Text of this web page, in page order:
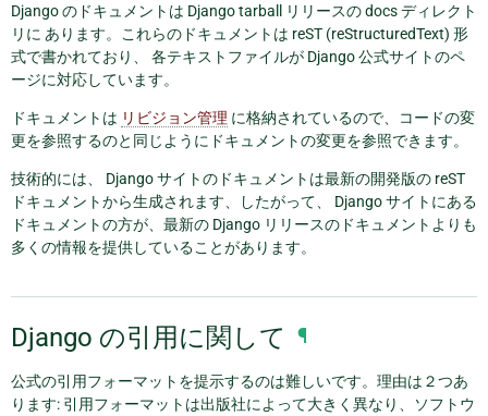
Django のドキュメントは Django tarball リリースの docs ディレクト
リに あります。これらのドキュメントは reST (reStructuredText) 形
式で書かれており、 各テキストファイルが Django 公式サイトのペ
ージに対応しています。
ドキュメントは リビジョン管理 に格納されているので、コードの変
更を参照するのと同じようにドキュメントの変更を参照できます。
技術的には、 Django サイトのドキュメントは最新の開発版の reST
ドキュメントから生成されます、したがって、 Django サイトにある
ドキュメントの方が、最新の Django リリースのドキュメントよりも
多くの情報を提供していることがあります。
Django の引用に関して ¶
公式の引用フォーマットを提示するのは難しいです。理由は２つあ
ります: 引用フォーマットは出版社によって大きく異なり、ソフトウ